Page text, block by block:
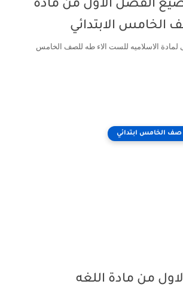
الفصل الاول من مادة
الخامس الابتدائي
لمادة الاسلاميه للست الاء طه للصف الخامس
الخامس ابتدائي
من مادة اللغه